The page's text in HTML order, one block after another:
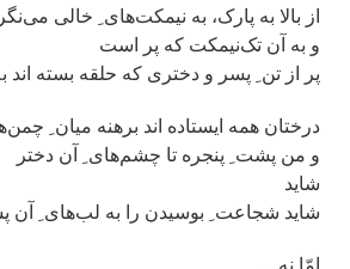
از بالا به پارک، به نیمکت‌های ِ خالی
و به آن تک‌نیمکت که پر است
پر از تن ِ پسر و دختری که حلقه بسته اند
درختان همه ایستاده اند برهنه میان
و من پشت ِ پنجره تا چشم‌های ِ آن دختر
شاید
شاید شجاعت ِ بوسیدن را به لب‌های ِ آن